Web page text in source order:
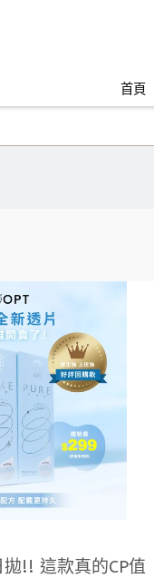
首頁
!! 這款真的CP值